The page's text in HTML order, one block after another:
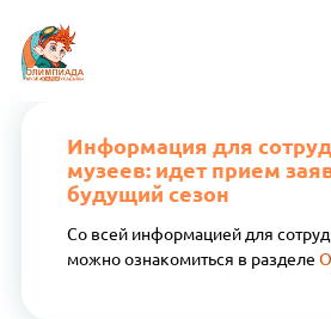
Информация для
музеев: идет прием
будущий сезон
Со всей информацией для
можно ознакомиться в разделе